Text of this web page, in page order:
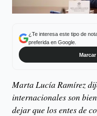
¿Te interesa este tipo de
preferida en Google.
Marta Lucía Ramírez
internacionales son
dejar que los entes de